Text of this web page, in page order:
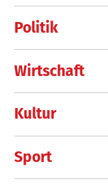
Politik
Wirtschaft
Kultur
Sport